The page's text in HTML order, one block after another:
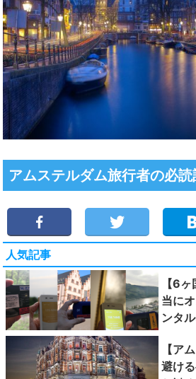
アムステルダム旅行者の必
人気記事
【6
当に
ンタ
【ア
避け